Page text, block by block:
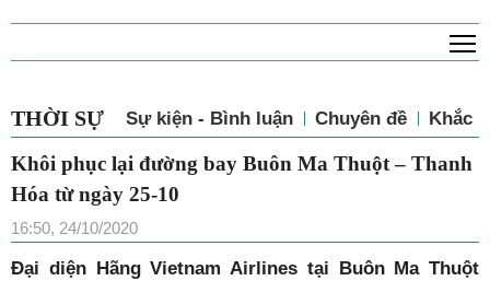
THỜI SỰ Sự kiện - Bình luận Chuyên đề Khắc
Khôi phục lại đường bay Buôn Ma Thuột – Thanh
Hóa từ ngày 25-10
16:50, 24/10/2020
Đại diện Hãng Vietnam Airlines tại Buôn Ma Thuột